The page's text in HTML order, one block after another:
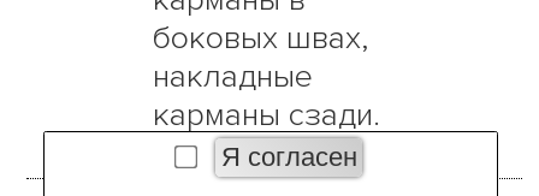
боковых швах,
накладные
карманы сзади.